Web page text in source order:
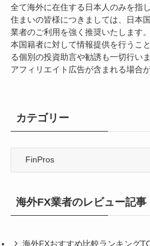
全て海外に在住する日本人のみを指
住まいの皆様につきましては、日本
業者のご利用を強く推奨いたします
本国籍者に対して情報提供を行うこ
る個別の投資助言や勧誘も一切行い
アフィリエイト広告が含まれる場合
カテゴリー
ー海外FX業者のレビュー記事
海外FXおすすめ比較ランキング